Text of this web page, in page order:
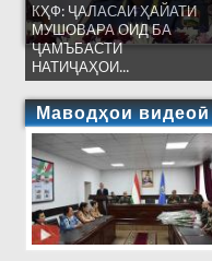
КҲФ: ҶАЛАСАИ ҲАЙАТИ
МУШОВАРА ОИД БА
ҶАМЪБАСТИ
НАТИҶАҲОИ...
Маводҳои видеоӣ